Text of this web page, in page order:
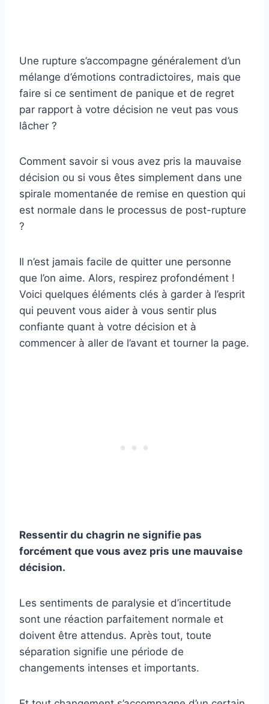
Une rupture s’accompagne généralement d’un
mélange d’émotions contradictoires, mais que
faire si ce sentiment de panique et de regret
par rapport à votre décision ne veut pas vous
lâcher ?
Comment savoir si vous avez pris la mauvaise
décision ou si vous êtes simplement dans une
spirale momentanée de remise en question qui
est normale dans le processus de post-rupture
?
Il n’est jamais facile de quitter une personne
que l’on aime. Alors, respirez profondément !
Voici quelques éléments clés à garder à l’esprit
qui peuvent vous aider à vous sentir plus
confiante quant à votre décision et à
commencer à aller de l’avant et tourner la page.
Ressentir du chagrin ne signifie pas
forcément que vous avez pris une mauvaise
décision.
Les sentiments de paralysie et d’incertitude
sont une réaction parfaitement normale et
doivent être attendus. Après tout, toute
séparation signifie une période de
changements intenses et importants.